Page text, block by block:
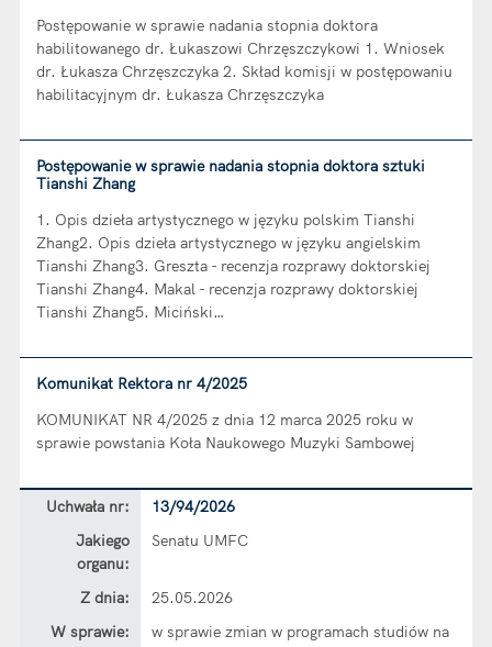
Postępowanie w sprawie nadania stopnia doktora
habilitowanego dr. Łukaszowi Chrzęszczykowi 1. Wniosek
dr. Łukasza Chrzęszczyka 2. Skład komisji w postępowaniu
habilitacyjnym dr. Łukasza Chrzęszczyka
Postępowanie w sprawie nadania stopnia doktora sztuki
Tianshi Zhang
1. Opis dzieła artystycznego w języku polskim Tianshi
Zhang2. Opis dzieła artystycznego w języku angielskim
Tianshi Zhang3. Greszta - recenzja rozprawy doktorskiej
Tianshi Zhang4. Makal - recenzja rozprawy doktorskiej
Tianshi Zhang5. Miciński…
Komunikat Rektora nr 4/2025
KOMUNIKAT NR 4/2025 z dnia 12 marca 2025 roku w
sprawie powstania Koła Naukowego Muzyki Sambowej
Uchwała nr:
13/94/2026
Jakiego
organu:
Senatu UMFC
Z dnia:
25.05.2026
W sprawie:
w sprawie zmian w programach studiów na